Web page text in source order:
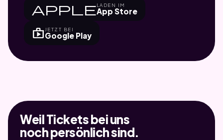
appleLADEN IM
App Store
shop JETZT BEI
Google Play
Weil Tickets bei uns
noch persönlich sind.